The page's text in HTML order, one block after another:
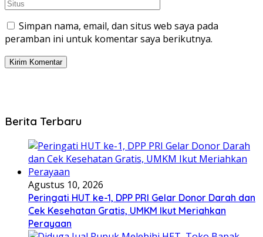
Simpan nama, email, dan situs web saya pada
peramban ini untuk komentar saya berikutnya.
Berita Terbaru
Agustus 10, 2026
Peringati HUT ke-1, DPP PRI Gelar Donor Darah dan
Cek Kesehatan Gratis, UMKM Ikut Meriahkan
Perayaan